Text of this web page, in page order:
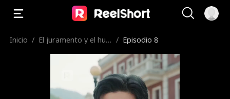
Inicio / El juramento y el hué
/ Episodio 8